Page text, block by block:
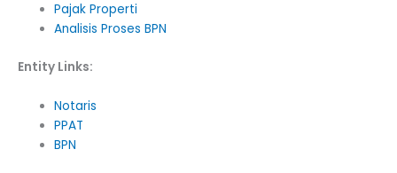
Pajak Properti
Analisis Proses BPN
Entity Links:
Notaris
PPAT
BPN